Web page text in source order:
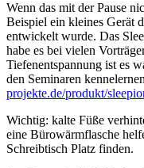
Wenn das mit der Pause
Beispiel ein kleines Gerät
entwickelt wurde. Das
habe es bei vielen
Tiefenentspannung ist es
den Seminaren
projekte.de/produkt/
Wichtig: kalte Füße
eine Bürowärmflasche
Schreibtisch Platz finden.